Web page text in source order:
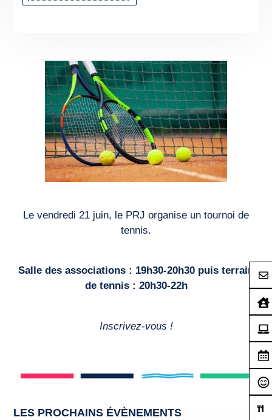
Le vendredi 21 juin, le PRJ organise un tournoi de
tennis.
Salle des associations : 19h30-20h30 puis terrain
de tennis : 20h30-22h
Inscrivez-vous !
LES PROCHAINS ÉVÈNEMENTS